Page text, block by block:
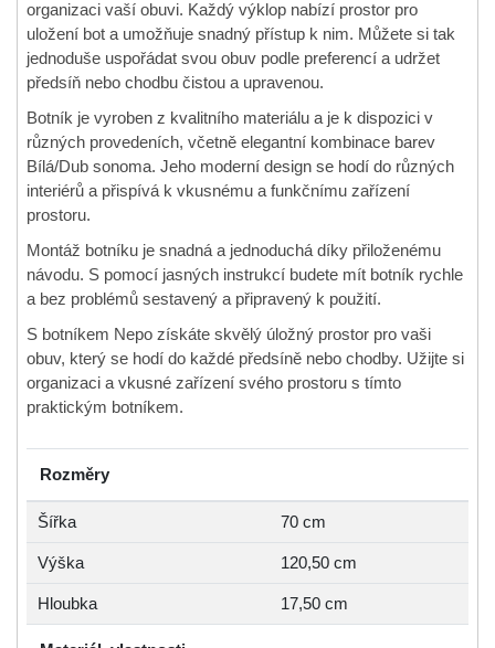
organizaci vaší obuvi. Každý výklop nabízí prostor pro
uložení bot a umožňuje snadný přístup k nim. Můžete si tak
jednoduše uspořádat svou obuv podle preferencí a udržet
předsíň nebo chodbu čistou a upravenou.
Botník je vyroben z kvalitního materiálu a je k dispozici v
různých provedeních, včetně elegantní kombinace barev
Bílá/Dub sonoma. Jeho moderní design se hodí do různých
interiérů a přispívá k vkusnému a funkčnímu zařízení
prostoru.
Montáž botníku je snadná a jednoduchá díky přiloženému
návodu. S pomocí jasných instrukcí budete mít botník rychle
a bez problémů sestavený a připravený k použití.
S botníkem Nepo získáte skvělý úložný prostor pro vaši
obuv, který se hodí do každé předsíně nebo chodby. Užijte si
organizaci a vkusné zařízení svého prostoru s tímto
praktickým botníkem.
Rozměry
Šířka 70 cm
Výška 120,50 cm
Hloubka 17,50 cm